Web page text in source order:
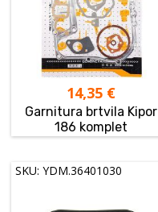
14,35 €
Garnitura brtvila Kipor
186 komplet
SKU: YDM.36401030